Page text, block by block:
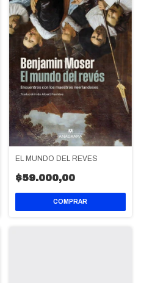
EL MUNDO DEL REVÉS
$59.000,00